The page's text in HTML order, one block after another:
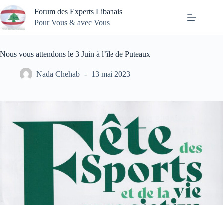
Passer
au
contenu
Forum des Experts Libanais
Pour Vous & avec Vous
Nous vous attendons le 3 Juin à l’île de Puteaux
Nada Chehab 13 mai 2023